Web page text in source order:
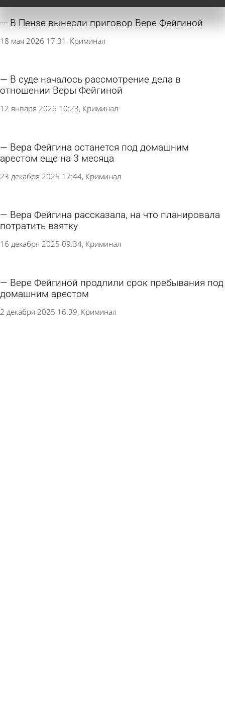
В Пензе вынесли приговор Вере Фейгиной
18 мая 2026 17:31 Криминал
В суде началось рассмотрение дела в
отношении Веры Фейгиной
12 января 2026 10:23 Криминал
Вера Фейгина останется под домашним
арестом еще на 3 месяца
23 декабря 2025 17:44 Криминал
Вера Фейгина рассказала, на что планировала
потратить взятку
16 декабря 2025 09:34 Криминал
Вере Фейгиной продлили срок пребывания под
домашним арестом
2 декабря 2025 16:39 Криминал